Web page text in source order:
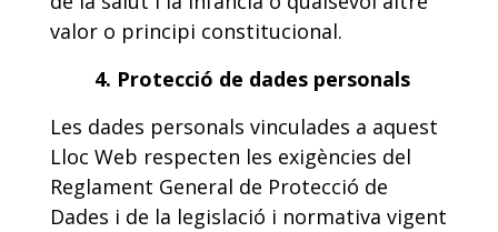
valor o principi constitucional.
4. Protecció de dades personals
Les dades personals vinculades a aquest
Lloc Web respecten les exigències del
Reglament General de Protecció de
Dades i de la legislació i normativa vigent